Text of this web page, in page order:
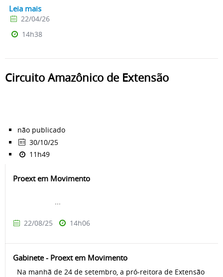
Leia mais
22/04/26
14h38
Circuito Amazônico de Extensão
não publicado
30/10/25
11h49
Proext em Movimento
22/08/25 14h06
Gabinete - Proext em Movimento
Na manhã de 24 de setembro, a pró-reitora de Extensão